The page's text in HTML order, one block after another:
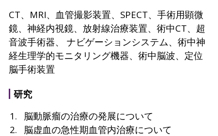
CT、MRI、血管撮影装置、SPECT、手術用顕微
鏡、神経内視鏡、放射線治療装置、術中CT、超
音波手術器、 ナビゲーションシステム、術中神
経生理学的モニタリング機器、術中脳波、定位
脳手術装置
研究
脳動脈瘤の治療の発展について
脳虚血の急性期血管内治療について